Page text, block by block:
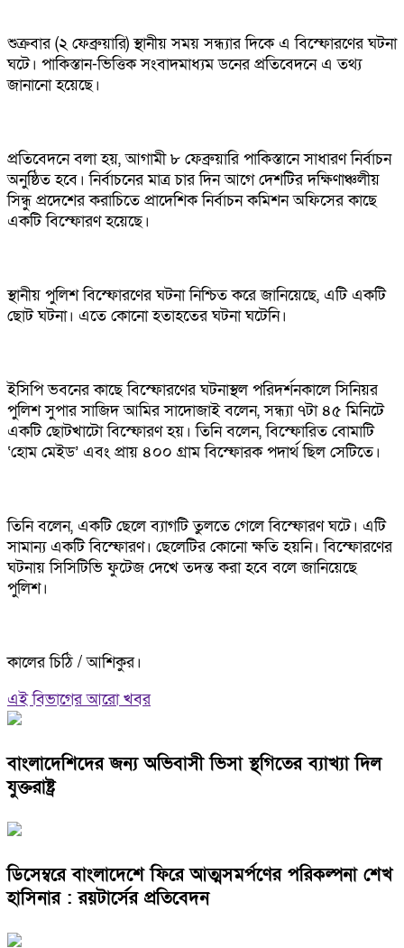
শুক্রবার (২ ফেব্রুয়ারি) স্থানীয় সময় সন্ধ্যার দিকে এ বিস্ফোরণের ঘটনা
ঘটে। পাকিস্তান-ভিত্তিক সংবাদমাধ্যম ডনের প্রতিবেদনে এ তথ্য
জানানো হয়েছে।
প্রতিবেদনে বলা হয়, আগামী ৮ ফেব্রুয়ারি পাকিস্তানে সাধারণ নির্বাচন
অনুষ্ঠিত হবে। নির্বাচনের মাত্র চার দিন আগে দেশটির দক্ষিণাঞ্চলীয়
সিন্ধু প্রদেশের করাচিতে প্রাদেশিক নির্বাচন কমিশন অফিসের কাছে
একটি বিস্ফোরণ হয়েছে।
স্থানীয় পুলিশ বিস্ফোরণের ঘটনা নিশ্চিত করে জানিয়েছে, এটি একটি
ছোট ঘটনা। এতে কোনো হতাহতের ঘটনা ঘটেনি।
ইসিপি ভবনের কাছে বিস্ফোরণের ঘটনাস্থল পরিদর্শনকালে সিনিয়র
পুলিশ সুপার সাজিদ আমির সাদোজাই বলেন, সন্ধ্যা ৭টা ৪৫ মিনিটে
একটি ছোটখাটো বিস্ফোরণ হয়। তিনি বলেন, বিস্ফোরিত বোমাটি
‘হোম মেইড’ এবং প্রায় ৪০০ গ্রাম বিস্ফোরক পদার্থ ছিল সেটিতে।
তিনি বলেন, একটি ছেলে ব্যাগটি তুলতে গেলে বিস্ফোরণ ঘটে। এটি
সামান্য একটি বিস্ফোরণ। ছেলেটির কোনো ক্ষতি হয়নি। বিস্ফোরণের
ঘটনায় সিসিটিভি ফুটেজ দেখে তদন্ত করা হবে বলে জানিয়েছে
পুলিশ।
কালের চিঠি / আশিকুর।
এই বিভাগের আরো খবর
বাংলাদেশিদের জন্য অভিবাসী ভিসা স্থগিতের ব্যাখ্যা দিল
যুক্তরাষ্ট্র
ডিসেম্বরে বাংলাদেশে ফিরে আত্মসমর্পণের পরিকল্পনা শেখ
হাসিনার : রয়টার্সের প্রতিবেদন